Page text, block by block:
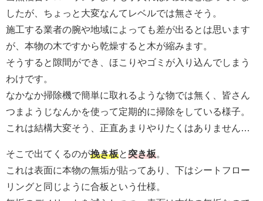
したが、ちょっと大変なんてレベルでは無さそう。
施工する業者の腕や地域によっても差が出るとは思います
が、本物の木ですから乾燥すると木が縮みます。
そうすると隙間ができ、ほこりやゴミが入り込んでしまう
わけです。
なかなか掃除機で簡単に取れるような物では無く、皆さん
つまようじなんかを使って定期的に掃除をしている様子。
これは結構大変そう、正直あまりやりたくはありません…
そこで出てくるのが挽き板と突き板。
これは表面に本物の無垢が貼ってあり、下はシートフロー
リングと同じように合板という仕様。